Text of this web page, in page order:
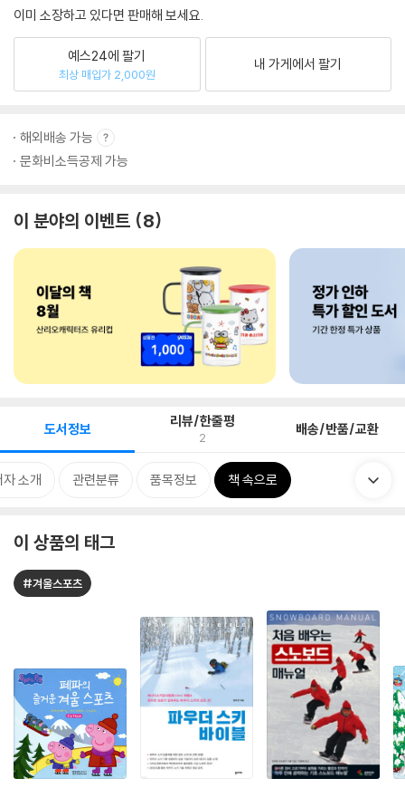
이미 소장하고 있다면 판매해 보세요.
예스24에 팔기
최상 매입가 2,000원
내 가게에서 팔기
해외배송 가능
문화비소득공제 가능
이 분야의 이벤트 8
도서정보 리뷰/한줄평
2 배송/반품/교환
자 소개 관련분류 품목정보 책 속으로
이 상품의 태그
#겨울스포츠